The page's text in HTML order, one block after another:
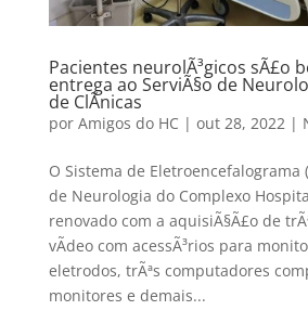
Pacientes neurolÃ³gicos sÃ£o
entrega ao ServiÃ§o de
de ClÃ­nicas
por Amigos do HC | out 28, 2022 |
O Sistema de Eletroencefalograma
de Neurologia do Complexo
renovado com a aquisiÃ§Ã£o de
vÃ­deo com acessÃ³rios para
eletrodos, trÃªs computadores
monitores e demais...